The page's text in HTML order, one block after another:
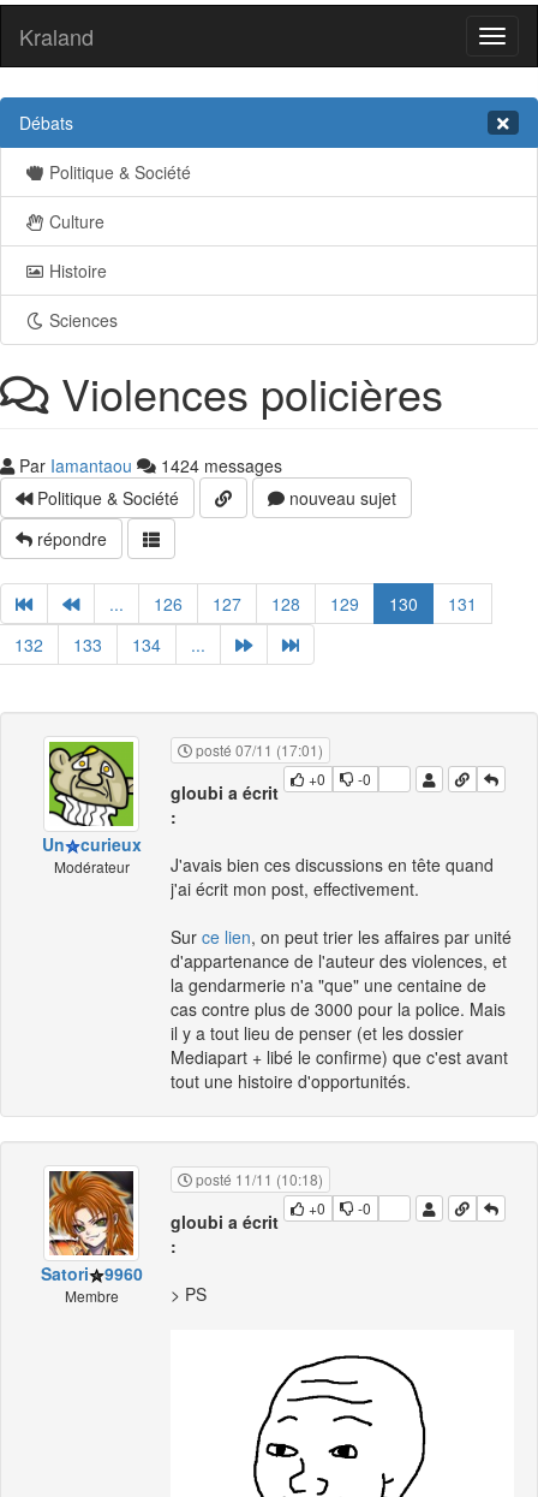
Kraland
Débats
Politique & Société
Culture
Histoire
Sciences
Violences policières
Par Iamantaou
1424 messages
Politique & Société
nouveau sujet
répondre
... 126 127 128 129 130
131
132
133 134 ...
Un curieux
Modérateur
posté 07/11 (17:01)
+0
-0
gloubi a écrit
:
J'avais bien ces discussions en tête quand
j'ai écrit mon post, effectivement.
Sur ce lien, on peut trier les affaires par unité
d'appartenance de l'auteur des violences, et
la gendarmerie n'a "que" une centaine de
cas contre plus de 3000 pour la police. Mais
il y a tout lieu de penser (et les dossier
Mediapart + libé le confirme) que c'est avant
tout une histoire d'opportunités.
Satori 9960
Membre
posté 11/11 (10:18)
+0
-0
gloubi a écrit
:
> PS